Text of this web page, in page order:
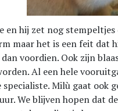
en hij zet nog
maar het is een feit dat
voordien. Ook zijn
Al een hele
specialiste. Milù gaat ook
We blijven hopen dat